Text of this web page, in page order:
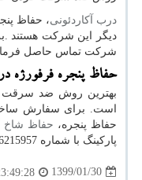
درب آکاردئونی، حفاظ
دیگر این شرکت هستند
شرکت تماس حاصل فرمایید
حفاظ پنجره فرفورژه
بهترین روش ضد سرقت
است. برای سفارش
حفاظ پنجره، حفاظ شاخ
پارکینگ با شماره 09126215957 تماس بگیرید
1399/01/30